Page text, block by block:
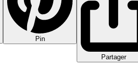
Pin
Partager